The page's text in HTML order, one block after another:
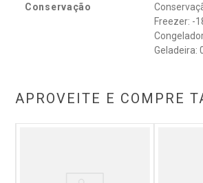
Conservação
Freezer: -
Geladeira:
APROVEITE E COMPRE